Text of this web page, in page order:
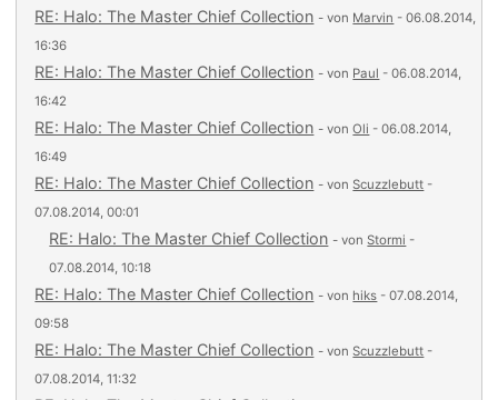
RE: Halo: The Master Chief Collection - von Marvin - 06.08.2014,
16:36
RE: Halo: The Master Chief Collection - von Paul - 06.08.2014,
16:42
RE: Halo: The Master Chief Collection - vonOli - 06.08.2014,
16:49
RE: Halo: The Master Chief Collection - vonScuzzlebutt -
07.08.2014, 00:01
RE: Halo: The Master Chief Collection - vonStormi -
07.08.2014, 10:18
RE: Halo: The Master Chief Collection - von hiks - 07.08.2014,
09:58
RE: Halo: The Master Chief Collection - vonScuzzlebutt -
07.08.2014, 11:32